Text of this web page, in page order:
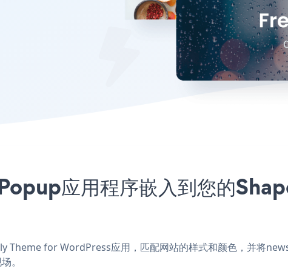
应用程序嵌入到您的
Theme for WordPress应用，匹配网站的样式和颜色，并将
。